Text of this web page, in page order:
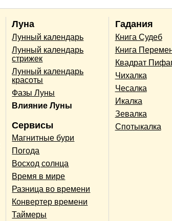
Луна
Лунный календарь
Лунный календарь
стрижек
Лунный календарь
красоты
Фазы Луны
Влияние Луны
Сервисы
Магнитные бури
Погода
Восход солнца
Время в мире
Разница во времени
Конвертер времени
Таймеры
Гадания
Книга Судеб
Книга
Квадрат
Чихалка
Чесалка
Икалка
Зевалка
Спотыкалка